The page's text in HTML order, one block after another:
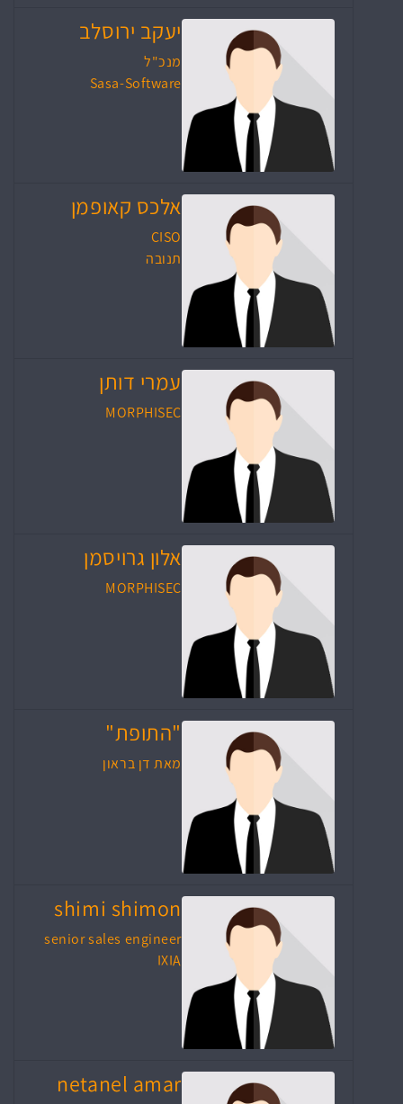
יעקב ירוסלב
מנכ"ל
Sasa-Software
אלכס קאופמן
CISO
תנובה
עמרי דותן
MORPHISEC
אלון גרויסמן
MORPHISEC
"התופת"
מאת דן בראון
shimi shimon
senior sales engineer
IXIA
netanel amar